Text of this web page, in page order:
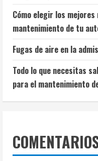
Cómo elegir los
mantenimiento de tu
Fugas de aire en la
Todo lo que necesitas
para el mantenimiento